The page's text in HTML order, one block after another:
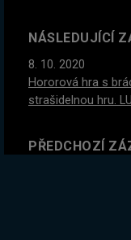
NÁSLEDUJÍCÍ
8. 10. 2020
Hororová hra s
strašidelnou hru.
PŘEDCHOZÍ